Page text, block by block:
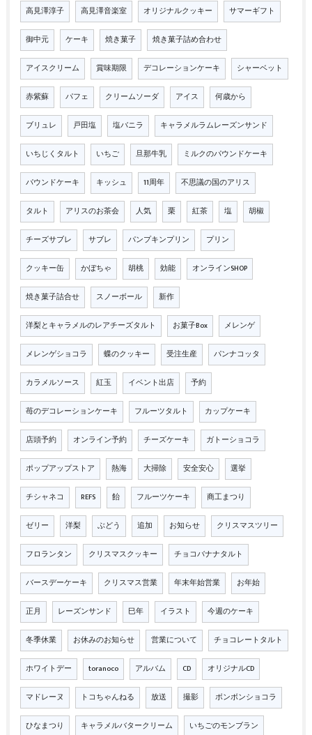
高見澤淳子 高見澤音楽室 オリジナルクッキー サマーギフト
御中元 ケーキ 焼き菓子 焼き菓子詰め合わせ
アイスクリーム 賞味期限 デコレーションケーキ シャーベット
赤紫蘇 パフェ クリームソーダ アイス 何歳から
ブリュレ 戸田塩 塩バニラ キャラメルラムレーズンサンド
いちじくタルト いちご 旦那牛乳 ミルクのパウンドケーキ
パウンドケーキ キッシュ 11周年 不思議の国のアリス
タルト アリスのお茶会 人気 栗 紅茶 塩 胡椒
チーズサブレ サブレ パンプキンプリン プリン
クッキー缶 かぼちゃ 胡桃 効能 オンラインSHOP
焼き菓子詰合せ スノーボール 新作
洋梨とキャラメルのレアチーズタルト お菓子Box メレンゲ
メレンゲショコラ 蝶のクッキー 受注生産 パンナコッタ
カラメルソース 紅玉 イベント出店 予約
苺のデコレーションケーキ フルーツタルト カップケーキ
店頭予約 オンライン予約 チーズケーキ ガトーショコラ
ポップアップストア 熱海 大掃除 安全安心 選挙
チシャネコ REFS 飴 フルーツケーキ 商工まつり
ゼリー 洋梨 ぶどう 追加 お知らせ クリスマスツリー
フロランタン クリスマスクッキー チョコバナナタルト
バースデーケーキ クリスマス営業 年末年始営業 お年始
正月 レーズンサンド 巳年 イラスト 今週のケーキ
冬季休業 お休みのお知らせ 営業について チョコレートタルト
ホワイトデー toranoco アルバム CD オリジナルCD
マドレーヌ トコちゃんねる 放送 撮影 ボンボンショコラ
ひなまつり キャラメルバタークリーム いちごのモンブラン